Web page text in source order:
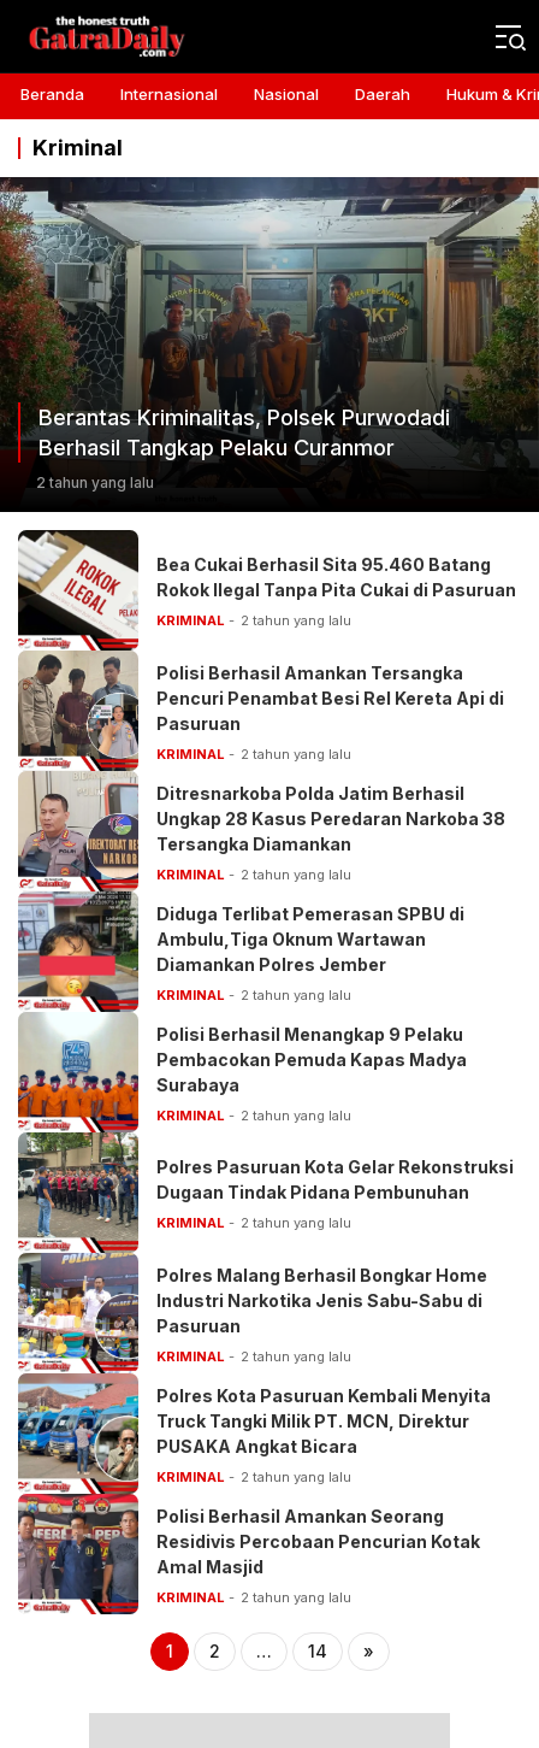
Gatra Daily
the honest truth
Beranda Internasional Nasional Daerah Hukum &
Kriminal
Berantas Kriminalitas, Polsek Purwodadi
Berhasil Tangkap Pelaku Curanmor
2 tahun yang lalu
Bea Cukai Berhasil Sita 95.460 Batang
Rokok Ilegal Tanpa Pita Cukai di Pasuruan
KRIMINAL 2 tahun yang lalu
Polisi Berhasil Amankan Tersangka
Pencuri Penambat Besi Rel Kereta Api di
Pasuruan
KRIMINAL 2 tahun yang lalu
Ditresnarkoba Polda Jatim Berhasil
Ungkap 28 Kasus Peredaran Narkoba 38
Tersangka Diamankan
KRIMINAL 2 tahun yang lalu
Diduga Terlibat Pemerasan SPBU di
Ambulu,Tiga Oknum Wartawan
Diamankan Polres Jember
KRIMINAL 2 tahun yang lalu
Polisi Berhasil Menangkap 9 Pelaku
Pembacokan Pemuda Kapas Madya
Surabaya
KRIMINAL 2 tahun yang lalu
Polres Pasuruan Kota Gelar Rekonstruksi
Dugaan Tindak Pidana Pembunuhan
KRIMINAL 2 tahun yang lalu
Polres Malang Berhasil Bongkar Home
Industri Narkotika Jenis Sabu-Sabu di
Pasuruan
KRIMINAL 2 tahun yang lalu
Polres Kota Pasuruan Kembali Menyita
Truck Tangki Milik PT. MCN, Direktur
PUSAKA Angkat Bicara
KRIMINAL 2 tahun yang lalu
Polisi Berhasil Amankan Seorang
Residivis Percobaan Pencurian Kotak
Amal Masjid
KRIMINAL 2 tahun yang lalu
1 2 … 14 »